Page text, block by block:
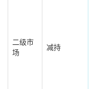
二级市
场
减持